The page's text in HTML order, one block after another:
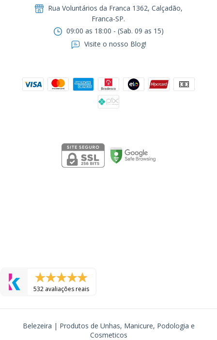
Rua Voluntários da Franca 1362, Calçadão,
Franca-SP.ㅤㅤㅤㅤㅤㅤㅤㅤㅤㅤㅤ
09:00 as 18:00 - (Sab. 09 as 15)
Visite o nosso Blog!
532 avaliações reais
Belezeira | Produtos de Unhas, Manicure, Podologia e
Cosmeticos